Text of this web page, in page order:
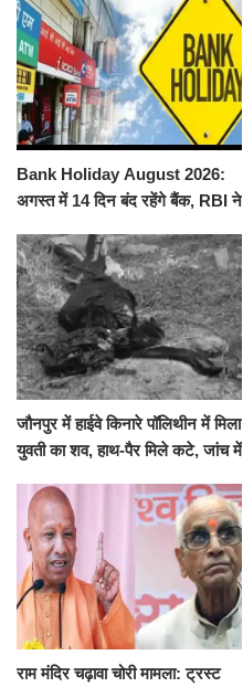
निलंबित
Bank Holiday August 2026:
अगस्त में 14 दिन बंद रहेंगे बैंक, RBI ने
जौनपुर में हाईवे किनारे पॉलिथीन में मिला
युवती का शव, हाथ-पैर मिले कटे, जांच में
राम मंदिर चढ़ावा चोरी मामला: ट्रस्ट